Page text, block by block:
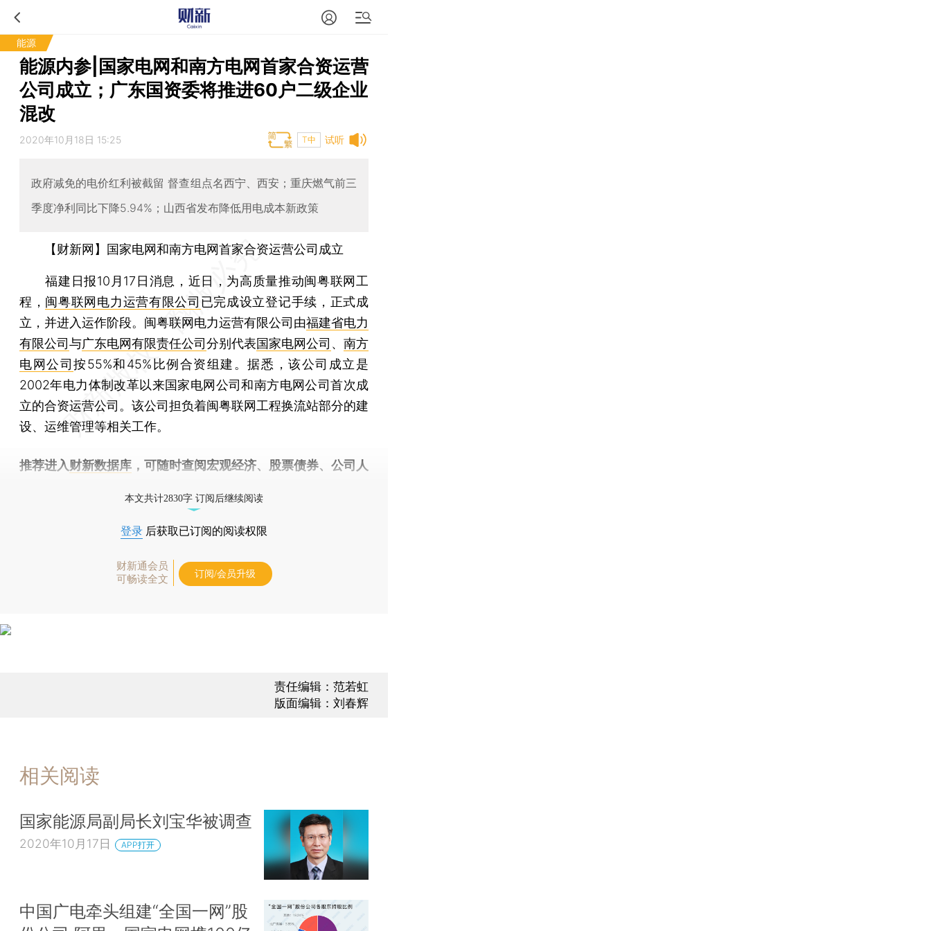
能源
能源内参|国家电网和南方电网首家合资运营
公司成立；广东国资委将推进60户二级企业
混改
试听
2020年10月18日 15:25 T中
政府减免的电价红利被截留 督查组点名西宁、西安；重庆燃气前三
季度净利同比下降5.94%；山西省发布降低用电成本新政策
【财新网】国家电网和南方电网首家合资运营公司成立
福建日报10月17日消息，近日，为高质量推动闽粤联网工
程， 闽粤联网电力运营有限公司 已完成设立登记手续，正式成
立，并进入运作阶段。闽粤联网电力运营有限公司由福建省电力
有限公司与广东电网有限责任公司分别代表国家电网公司 、 南方
电网公司按55%和45%比例合资组建。据悉，该公司成立是
2002年电力体制改革以来国家电网公司和南方电网公司首次成
立的合资运营公司。该公司担负着闽粤联网工程换流站部分的建
设、运维管理等相关工作。
推荐进入财新数据库 ，可随时查阅宏观经济、股票债券、公司人
本文共计2830字 订阅后继续阅读
登录 后获取已订阅的阅读权限
财新通会员
可畅读全文
订阅/会员升级
责任编辑：范若虹
版面编辑：刘春辉
相关阅读
国家能源局副局长刘宝华被调查
2020年10月17日 APP打开
中国广电牵头组建“全国一网”股